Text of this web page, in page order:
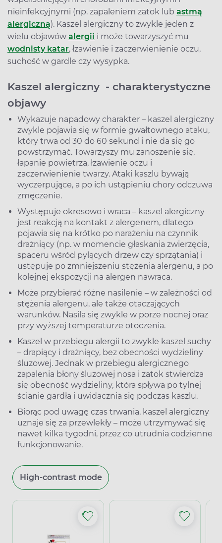
nieinfekcyjnymi (np. zapaleniem zatok lub astmą
alergiczną). Kaszel alergiczny to zwykle jeden z
wielu objawów alergii i może towarzyszyć mu
wodnisty katar, łzawienie i zaczerwienienie oczu,
suchość w gardle czy wysypka.
Kaszel alergiczny - charakterystyczne
objawy
Wykazuje napadowy charakter – kaszel alergiczny
zwykle pojawia się w formie gwałtownego ataku,
który trwa od 30 do 60 sekund i nie da się go
powstrzymać. Towarzyszy mu zanoszenie się,
łapanie powietrza, łzawienie oczu i
zaczerwienienie twarzy. Ataki kaszlu bywają
wyczerpujące, a po ich ustąpieniu chory odczuwa
zmęczenie.
Występuje okresowo i wraca – kaszel alergiczny
jest reakcją na kontakt z alergenem, dlatego
pojawia się na krótko po narażeniu na czynnik
drażniący (np. w momencie głaskania zwierzęcia,
spaceru wśród pylących drzew czy sprzątania) i
ustępuje po zmniejszeniu stężenia alergenu, a po
kolejnej ekspozycji na alergen nawraca.
Może przybierać różne nasilenie – w zależności od
stężenia alergenu, ale także otaczających
warunków. Nasila się zwykle w porze nocnej oraz
przy wyższej temperaturze otoczenia.
Kaszel w przebiegu alergii to zwykle kaszel suchy
– drapiący i drażniący, bez obecności wydzieliny
śluzowej. Jednak w przebiegu alergicznego
zapalenia błony śluzowej nosa i zatok stwierdza
się obecność wydzieliny, która spływa po tylnej
ścianie gardła i uwidacznia się podczas kaszlu.
Biorąc pod uwagę czas trwania, kaszel alergiczny
uznaje się za przewlekły – może utrzymywać się
nawet kilka tygodni, przez co utrudnia codzienne
funkcjonowanie.
High-contrast mode